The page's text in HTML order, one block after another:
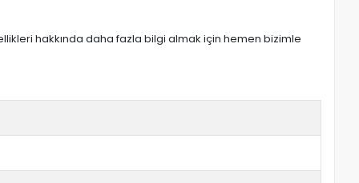
hakkında daha fazla bilgi almak için hemen bizimle